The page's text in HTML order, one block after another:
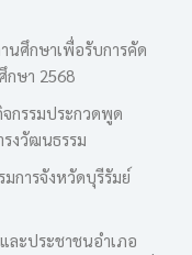
นศึกษาเพื่อรับการคัด
กษา 2568
กรรมประกวดพูด
งวัฒนธรรม
การจังหวัดบุรีรัมย์
ละประชาชนอำเภอ